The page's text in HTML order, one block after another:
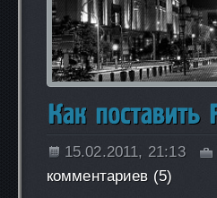
15.02.2011, 21:13
комментариев (5)